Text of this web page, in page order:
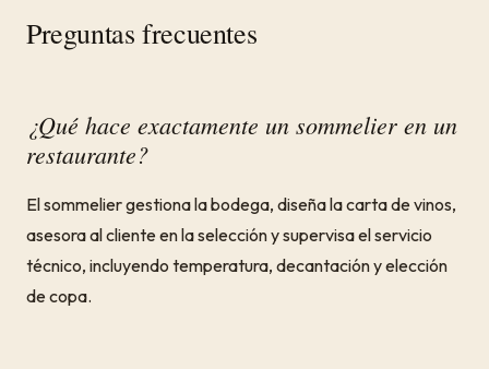
Preguntas frecuentes
¿Qué hace exactamente un sommelier en un
restaurante?
El sommelier gestiona la bodega, diseña la carta de vinos,
asesora al cliente en la selección y supervisa el servicio
técnico, incluyendo temperatura, decantación y elección
de copa.